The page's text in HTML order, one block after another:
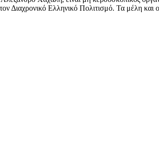
Διαχρονικό Ελληνικό Πολιτισμό. Τα μέλη και